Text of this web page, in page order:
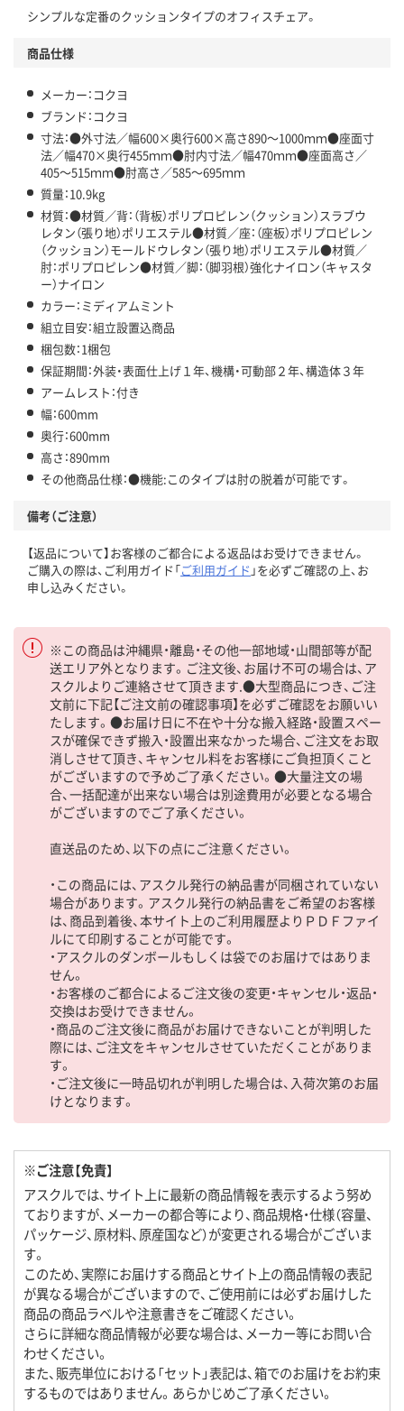
シンプルな定番のクッションタイプのオフィスチェア。
商品仕様
メーカー：コクヨ
ブランド：コクヨ
寸法：●外寸法／幅600×奥行600×高さ890～1000ｍｍ●座面寸
法／幅470×奥行455ｍｍ●肘内寸法／幅470ｍｍ●座面高さ／
405～515ｍｍ●肘高さ／585～695ｍｍ
質量：10.9kg
材質：●材質／背：（背板）ポリプロピレン（クッション）スラブウ
レタン（張り地）ポリエステル●材質／座：（座板）ポリプロピレン
（クッション）モールドウレタン（張り地）ポリエステル●材質／
肘：ポリプロピレン●材質／脚：（脚羽根）強化ナイロン（キャスタ
ー）ナイロン
カラー：ミディアムミント
組立目安：組立設置込商品
梱包数：1梱包
保証期間：外装・表面仕上げ１年、機構・可動部２年、構造体３年
アームレスト：付き
幅：600mm
奥行：600mm
高さ：890mm
その他商品仕様：●機能:このタイプは肘の脱着が可能です。
備考（ご注意）
【返品について】お客様のご都合による返品はお受けできません。
ご購入の際は、ご利用ガイド「ご利用ガイド 」を必ずご確認の上、お
申し込みください。
※この商品は沖縄県・離島・その他一部地域・山間部等が配
送エリア外となります。ご注文後、お届け不可の場合は、ア
スクルよりご連絡させて頂きます.●大型商品につき、ご注
文前に下記【ご注文前の確認事項】を必ずご確認をお願いい
たします。●お届け日に不在や十分な搬入経路・設置スペー
スが確保できず搬入・設置出来なかった場合、ご注文をお取
消しさせて頂き、キャンセル料をお客様にご負担頂くこと
がございますので予めご了承ください。●大量注文の場
合、一括配達が出来ない場合は別途費用が必要となる場合
がございますのでご了承ください。
直送品のため、以下の点にご注意ください。
・この商品には、アスクル発行の納品書が同梱されていない
場合があります。アスクル発行の納品書をご希望のお客様
は、商品到着後、本サイト上のご利用履歴よりＰＤＦファイ
ルにて印刷することが可能です。
・アスクルのダンボールもしくは袋でのお届けではありま
せん。
・お客様のご都合によるご注文後の変更・キャンセル・返品・
交換はお受けできません。
・商品のご注文後に商品がお届けできないことが判明した
際には、ご注文をキャンセルさせていただくことがありま
す。
・ご注文後に一時品切れが判明した場合は、入荷次第のお届
けとなります。
※ご注意【免責】
アスクルでは、サイト上に最新の商品情報を表示するよう努め
ておりますが、メーカーの都合等により、商品規格・仕様（容量、
パッケージ、原材料、原産国など）が変更される場合がございま
す。
このため、実際にお届けする商品とサイト上の商品情報の表記
が異なる場合がございますので、ご使用前には必ずお届けした
商品の商品ラベルや注意書きをご確認ください。
さらに詳細な商品情報が必要な場合は、メーカー等にお問い合
わせください。
また、販売単位における「セット」表記は、箱でのお届けをお約束
するものではありません。あらかじめご了承ください。